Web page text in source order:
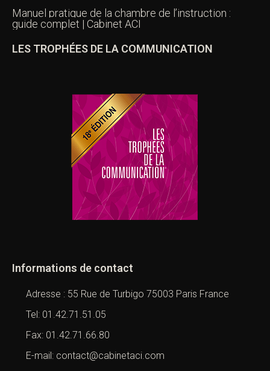
Manuel pratique de la chambre de l’instruction :
guide complet | Cabinet ACI
LES TROPHÉES DE LA COMMUNICATION
Informations de contact
Adresse : 55 Rue de Turbigo 75003 Paris France
Tel: 01.42.71.51.05
Fax: 01.42.71.66.80
E-mail: contact@cabinetaci.com